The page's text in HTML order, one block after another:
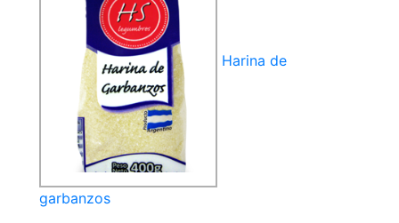
Harina de
garbanzos